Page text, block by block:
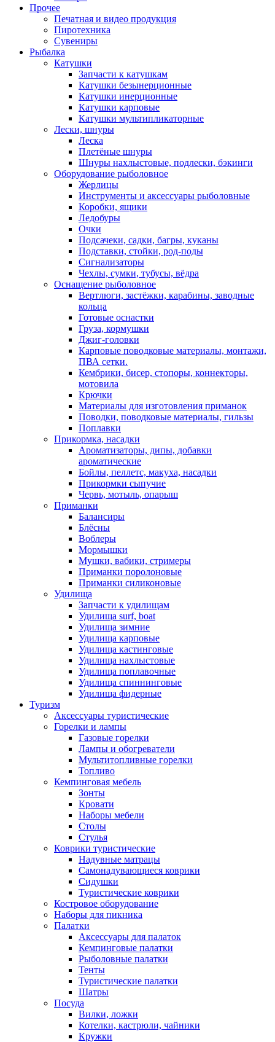
Прочее
Печатная и видео продукция
Пиротехника
Сувениры
Рыбалка
Катушки
Запчасти к катушкам
Катушки безынерционные
Катушки инерционные
Катушки карповые
Катушки мультипликаторные
Лески, шнуры
Леска
Плетёные шнуры
Шнуры нахлыстовые, подлески, бэкинги
Оборудование рыболовное
Жерлицы
Инструменты и аксессуары рыболовные
Коробки, ящики
Ледобуры
Очки
Подсачеки, садки, багры, куканы
Подставки, стойки, род-поды
Сигнализаторы
Чехлы, сумки, тубусы, вёдра
Оснащение рыболовное
Вертлюги, застёжки, карабины, заводные
кольца
Готовые оснастки
Груза, кормушки
Джиг-головки
Карповые поводковые материалы, монтажи,
ПВА сетки.
Кембрики, бисер, стопоры, коннекторы,
мотовила
Крючки
Материалы для изготовления приманок
Поводки, поводковые материалы, гильзы
Поплавки
Прикормка, насадки
Ароматизаторы, дипы, добавки
ароматические
Бойлы, пеллетс, макуха, насадки
Прикормки сыпучие
Червь, мотыль, опарыш
Приманки
Балансиры
Блёсны
Воблеры
Мормышки
Мушки, вабики, стримеры
Приманки поролоновые
Приманки силиконовые
Удилища
Запчасти к удилищам
Удилища surf, boat
Удилища зимние
Удилища карповые
Удилища кастинговые
Удилища нахлыстовые
Удилища поплавочные
Удилища спиннинговые
Удилища фидерные
Туризм
Аксессуары туристические
Горелки и лампы
Газовые горелки
Лампы и обогреватели
Мультитопливные горелки
Топливо
Кемпинговая мебель
Зонты
Кровати
Наборы мебели
Столы
Стулья
Коврики туристические
Надувные матрацы
Самонадувающиеся коврики
Сидушки
Туристические коврики
Костровое оборудование
Наборы для пикника
Палатки
Аксессуары для палаток
Кемпинговые палатки
Рыболовные палатки
Тенты
Туристические палатки
Шатры
Посуда
Вилки, ложки
Котелки, кастрюли, чайники
Кружки